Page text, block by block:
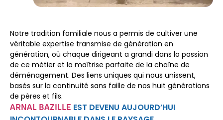
Notre tradition familiale nous a permis de cultiver une
véritable expertise transmise de génération en
génération, où chaque dirigeant a grandi dans la passion
de ce métier et la maîtrise parfaite de la chaîne de
déménagement. Des liens uniques qui nous unissent,
basés sur la continuité sans faille de nos huit générations
de pères et fils.
ARNAL BAZILLE EST DEVENU AUJOURD’HUI